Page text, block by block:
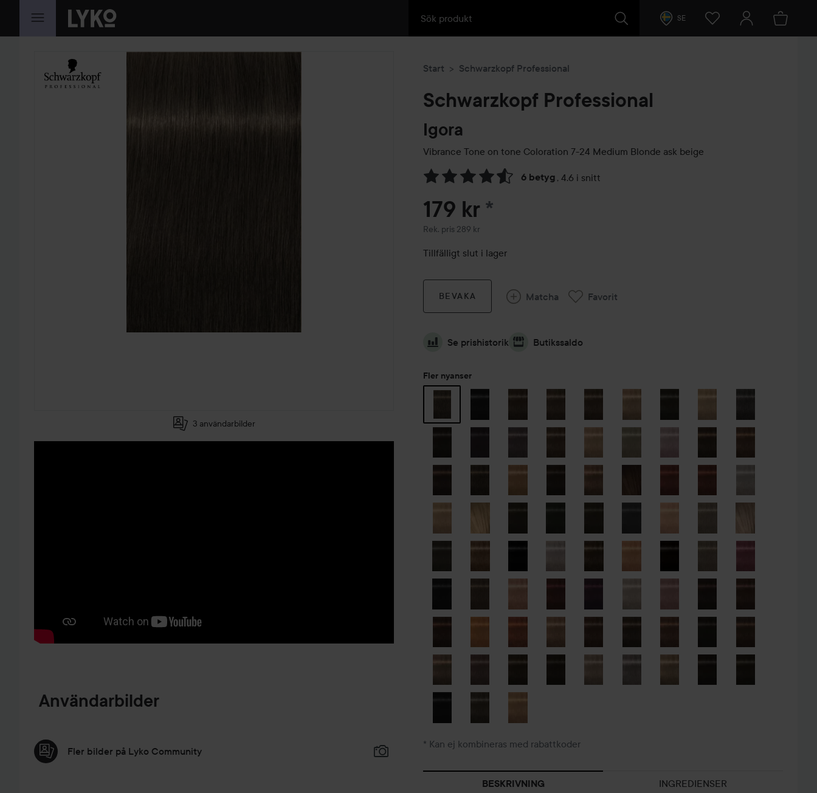
HOPPA TILL INNEHÅLLET SE
3 användarbilder
Användarbilder
Fler bilder på Lyko Community
Start Schwarzkopf Professional
Schwarzkopf Professional
Igora
Vibrance Tone on tone Coloration 7-24 Medium Blonde ask beige
6 betyg , 4.6 i snitt
Hoppa till Betyg & kommentarer
179 kr *
Rek. pris 289 kr
Rekommenderat pris 289 kr
Tillfälligt slut i lager
BEVAKA Matcha Favorit
Se prishistorik Butikssaldo
Fler nyanser
* Kan ej kombineras med rabattkoder
BESKRIVNING INGREDIENSER